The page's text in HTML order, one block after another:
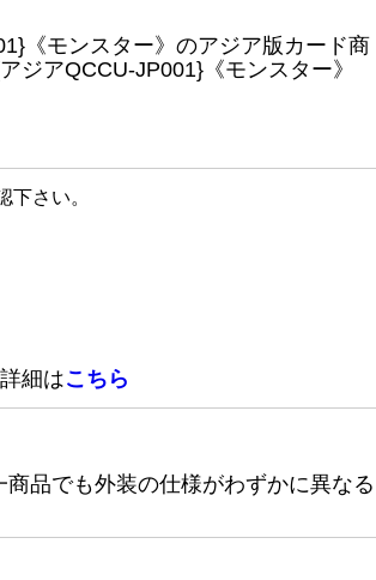
《モンスター》のアジア版カード商
アQCCU-JP001}《モンスター》
さい。
細はこちら
品でも外装の仕様がわずかに異なる